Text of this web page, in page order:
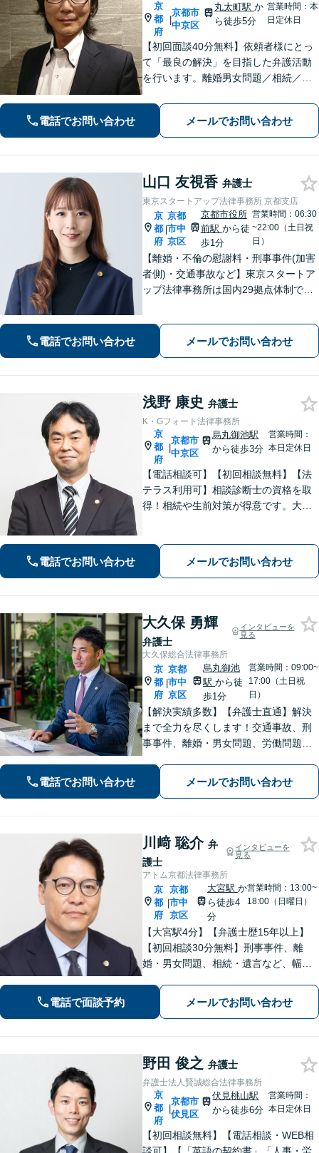
京
都
府
|
京都市
中京区
丸太町駅か
ら徒歩5分
営業時間：本
日定休日
【初回面談40分無料】依頼者様にとっ
て「最良の解決」を目指した弁護活動
を行います。離婚男女問題／相続／不
に対応しています【丸太町駅5分】
電話でお問い合わせ メールでお問い合わせ
山口 友視香 弁護士
東京スタートアップ法律事務所 京都支店
京
都
府
|
京都
市中
京区
京都市役所
前駅 から徒
歩1分
営業時間：06:30
~22:00（土日祝
日）
【離婚・不倫の慰謝料・刑事事件(加害
者側)・交通事故など】東京スタートア
ップ法律事務所は国内29拠点体制で全
専門性の高い弁護士が寄り添い解決を
サポートします。
電話でお問い合わせ メールでお問い合わせ
浅野 康史 弁護士
K・Gフォート法律事務所
京
都
府
|
京都市
中京区
烏丸御池駅
から徒歩3分
営業時間：
本日定休日
【電話相談可】【初回相談無料】【法
テラス利用可】相談診断士の資格を取
得！相続や生前対策が得意です。大阪
交換で最良なリーガルサービスを【夜
間・休日面談可】【完全個室】【丸太
電話でお問い合わせ メールでお問い合わせ
大久保 勇輝
弁護士
インタビューを
見る
大久保総合法律事務所
京
都
府
|
京都
市中
京区
烏丸御池
駅から徒
歩1分
営業時間：09:00~
17:00（土日祝
日）
【解決実績多数】【弁護士直通】解決
まで全力を尽くします！交通事故、刑
事事件、離婚・男女問題、労働問題、
てはお任せください。【子連れ対応
可】【土日夜間対応】
電話でお問い合わせ メールでお問い合わせ
川﨑 聡介 弁
護士
インタビューを
見る
アトム京都法律事務所
京
都
府
|
京都
市中
京区
大宮駅 か
ら徒歩4
分
営業時間：13:00~
18:00（日曜日）
【大宮駅4分】【弁護士歴15年以上】
【初回相談30分無料】刑事事件、離
婚・男女問題、相続・遺言など、幅広
る状況やご希望を丁寧にヒアリング
し、依頼者さまにとって最善の答えを
電話で面談予約 メールでお問い合わせ
野田 俊之 弁護士
弁護士法人賢誠総合法律事務所
京
都
府
|
京都市
伏見区
伏見桃山駅
から徒歩6分
営業時間：
本日定休日
【初回相談無料】【電話相談・WEB相